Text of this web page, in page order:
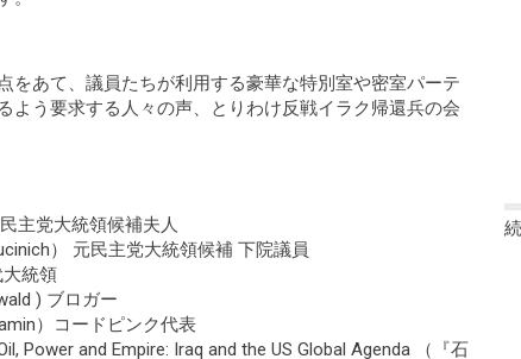
をあて、議員たちが利用する豪華な特別室や密室パーテ
よう要求する人々の声、とりわけ反戦イラク帰還兵の会
主党大統領候補夫人
） 元民主党大統領候補 下院議員
統領
) ブロガー
）コードピンク代表
Power and Empire: Iraq and the US Global Agenda （『石